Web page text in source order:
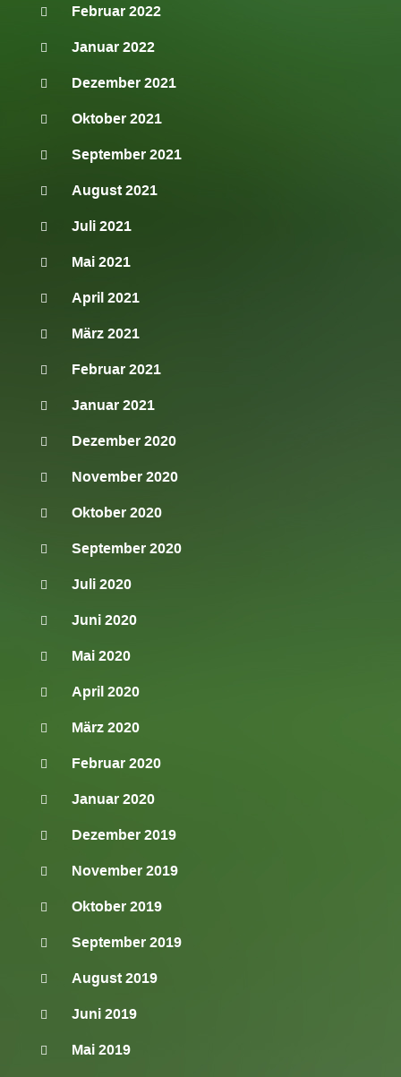
Februar 2022
Januar 2022
Dezember 2021
Oktober 2021
September 2021
August 2021
Juli 2021
Mai 2021
April 2021
März 2021
Februar 2021
Januar 2021
Dezember 2020
November 2020
Oktober 2020
September 2020
Juli 2020
Juni 2020
Mai 2020
April 2020
März 2020
Februar 2020
Januar 2020
Dezember 2019
November 2019
Oktober 2019
September 2019
August 2019
Juni 2019
Mai 2019